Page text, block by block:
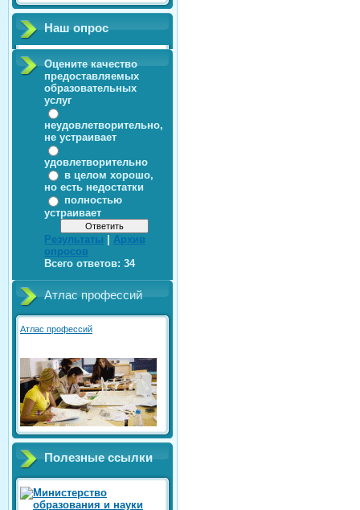
Наш опрос
Оцените качество
предоставляемых
образовательных
услуг
неудовлетворительно,
не устраивает
удовлетворительно
в целом хорошо,
но есть недостатки
полностью
устраивает
Результаты
Архив
опросов
Всего ответов: 34
Атлас профессий
Атлас профессий
Полезные ссылки